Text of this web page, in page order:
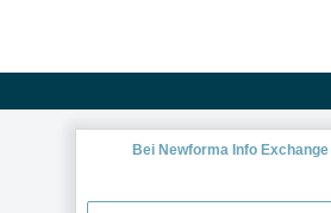
Bei Newforma Info